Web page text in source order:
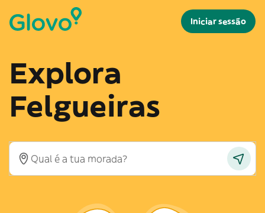
Iniciar sessão
Explora
Felgueiras